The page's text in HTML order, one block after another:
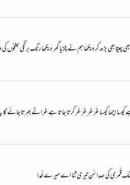
چیتا بھی بڑھ کر دیکھاَ ہم نے چِڑیا گھر دیکھا رنگ برنگی
ہے کیسا اچھا کیسا غَر غَر غَر غَر کرتا جاتا ہے غَراٹے بھرتا
قُمری کی صدا سُن تیری ثنا اے میرے خُدا